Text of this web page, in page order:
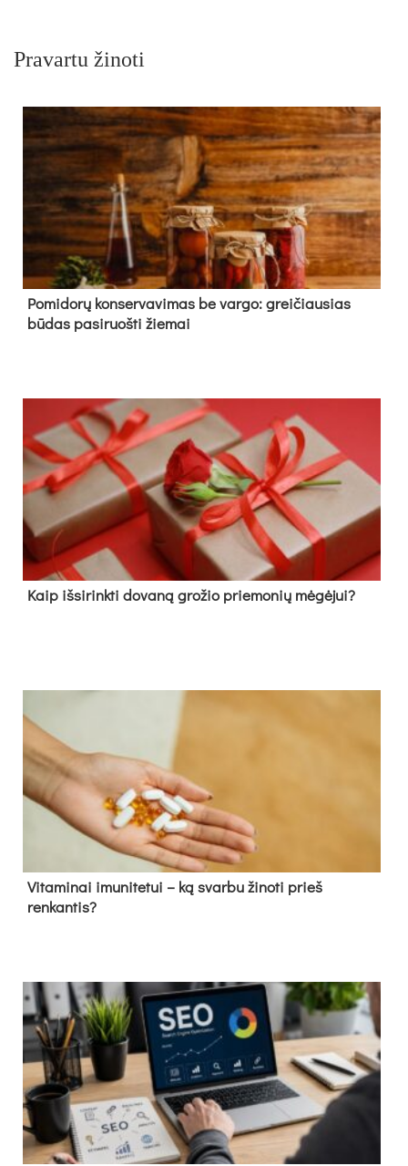
Pravartu žinoti
Pomidorų konservavimas be vargo: greičiausias
būdas pasiruošti žiemai
Kaip išsirinkti dovaną grožio priemonių mėgėjui?
Vitaminai imunitetui – ką svarbu žinoti prieš
renkantis?